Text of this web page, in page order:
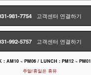
981-7754 고객센터 연결하기
992-5757 고객센터 연결하기
: AM10 ~ PM06 / LUNCH : PM12 ~ PM01
주말/휴일은 휴뮤